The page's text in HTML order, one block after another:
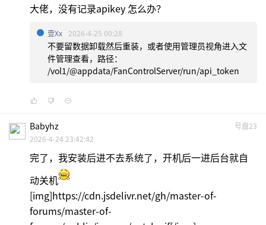
大佬，没有记录apikey 怎么办？
壹xx 2026-4-25 00:28
不要留数据卸载然后重装，或者使用管理员视角进入文
件管理查看，路径：
/vol1/@appdata/FanControlServer/run/api_token
号盘23
Babyhz
2026-4-24 23:42:42
完了，我安装后进不去系统了，开机后一进后台就自
动关机
[img]https://cdn.jsdelivr.net/gh/master-of-
forums/master-of-